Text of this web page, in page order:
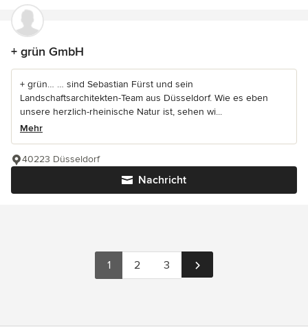
+ grün GmbH
+ grün… … sind Sebastian Fürst und sein
Landschaftsarchitekten-Team aus Düsseldorf. Wie es eben
unsere herzlich-rheinische Natur ist, sehen wi...
Mehr
Nachricht
40223 Düsseldorf
1 2 3